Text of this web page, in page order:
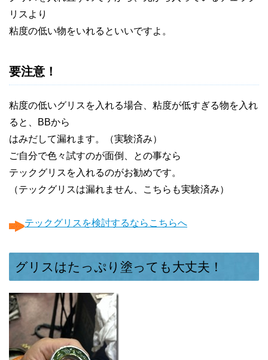
リスより
粘度の低い物をいれるといいですよ。
要注意！
粘度の低いグリスを入れる場合、粘度が低すぎる物を入れ
ると、BBから
はみだして漏れます。（実験済み）
ご自分で色々試すのが面倒、との事なら
テックグリスを入れるのがお勧めです。
（テックグリスは漏れません、こちらも実験済み）
テックグリスを検討するならこちらへ
グリスはたっぷり塗っても大丈夫！